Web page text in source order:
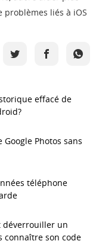
liés à iOS
effacé de
Photos sans
téléphone
déverrouiller un
connaître son code